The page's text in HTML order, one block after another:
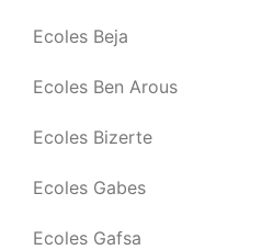
Ecoles Beja
Ecoles Ben Arous
Ecoles Bizerte
Ecoles Gabes
Ecoles Gafsa